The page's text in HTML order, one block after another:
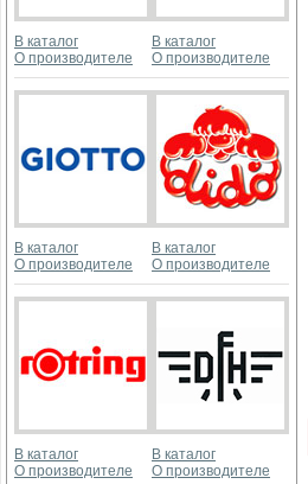
В каталог
О производителе
В каталог
О производителе
В каталог
О производителе
В каталог
О производителе
В каталог
О производителе
В каталог
О производителе